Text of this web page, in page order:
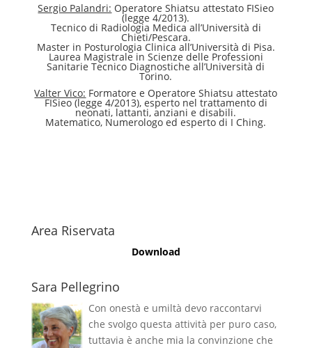
Sergio Palandri: Operatore Shiatsu attestato FISieo
(legge 4/2013).
Tecnico di Radiologia Medica all’Università di
Chieti/Pescara.
Master in Posturologia Clinica all’Università di Pisa.
Laurea Magistrale in Scienze delle Professioni
Sanitarie Tecnico Diagnostiche all’Università di
Torino.
Valter Vico: Formatore e Operatore Shiatsu attestato
FISieo (legge 4/2013), esperto nel trattamento di
neonati, lattanti, anziani e disabili.
Matematico, Numerologo ed esperto di I Ching.
Area Riservata
Download
Sara Pellegrino
Con onestà e umiltà devo raccontarvi
che svolgo questa attività per puro caso,
tuttavia è anche mia la convinzione che